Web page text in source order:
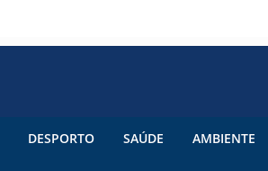
DESPORTO SAÚDE AMBIENTE